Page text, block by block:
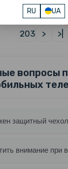
RU UA
196 197 198
203
> >|
вопросы
защитный
внимание при